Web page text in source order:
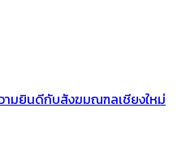
มยินดีกับสังฆมณฑลเชียงใหม่